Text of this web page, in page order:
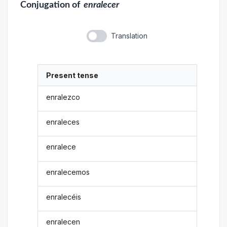
Conjugationof enralecer
Translation
Present tense
enralezco
enraleces
enralece
enralecemos
enralecéis
enralecen